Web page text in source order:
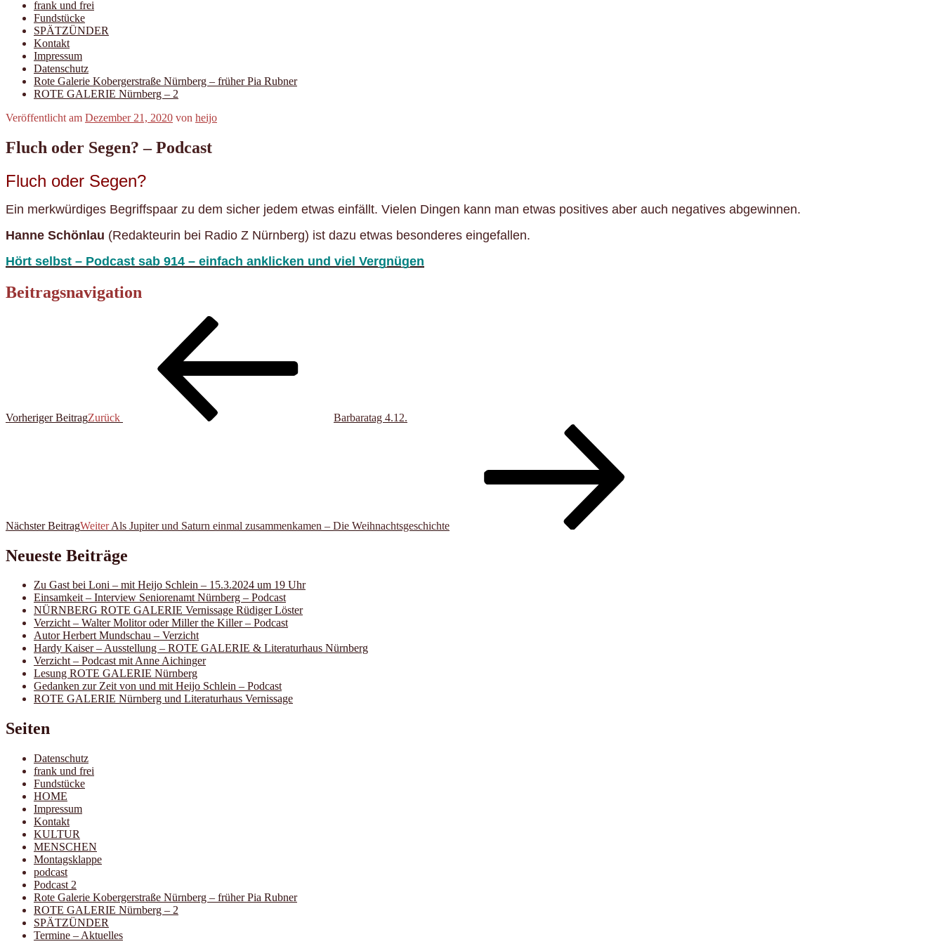
frank und frei
Fundstücke
SPÄTZÜNDER
Kontakt
Impressum
Datenschutz
Rote Galerie Kobergerstraße Nürnberg – früher Pia Rubner
ROTE GALERIE Nürnberg – 2
Veröffentlicht am Dezember 21, 2020 von heijo
Fluch oder Segen? – Podcast
Fluch oder Segen?
Ein merkwürdiges Begriffspaar zu dem sicher jedem etwas einfällt. Vielen Dingen kann man etwas positives aber auch negatives abgewinnen.
Hanne Schönlau (Redakteurin bei Radio Z Nürnberg) ist dazu etwas besonderes eingefallen.
Hört selbst – Podcast sab 914 – einfach anklicken und viel Vergnügen
Beitragsnavigation
Vorheriger BeitragZurück Barbaratag 4.12.
Nächster BeitragWeiter Als Jupiter und Saturn einmal zusammenkamen – Die Weihnachtsgeschichte
Neueste Beiträge
Zu Gast bei Loni – mit Heijo Schlein – 15.3.2024 um 19 Uhr
Einsamkeit – Interview Seniorenamt Nürnberg – Podcast
NÜRNBERG ROTE GALERIE Vernissage Rüdiger Löster
Verzicht – Walter Molitor oder Miller the Killer – Podcast
Autor Herbert Mundschau – Verzicht
Hardy Kaiser – Ausstellung – ROTE GALERIE & Literaturhaus Nürnberg
Verzicht – Podcast mit Anne Aichinger
Lesung ROTE GALERIE Nürnberg
Gedanken zur Zeit von und mit Heijo Schlein – Podcast
ROTE GALERIE Nürnberg und Literaturhaus Vernissage
Seiten
Datenschutz
frank und frei
Fundstücke
HOME
Impressum
Kontakt
KULTUR
MENSCHEN
Montagsklappe
podcast
Podcast 2
Rote Galerie Kobergerstraße Nürnberg – früher Pia Rubner
ROTE GALERIE Nürnberg – 2
SPÄTZÜNDER
Termine – Aktuelles